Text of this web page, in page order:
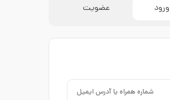
ورود عضویت